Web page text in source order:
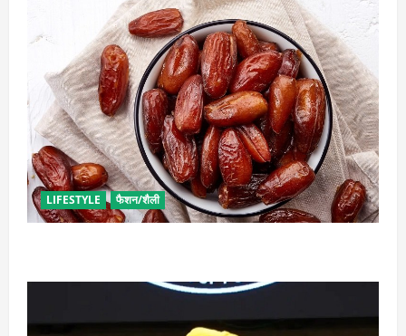
LIFESTYLE फैशन/शैली